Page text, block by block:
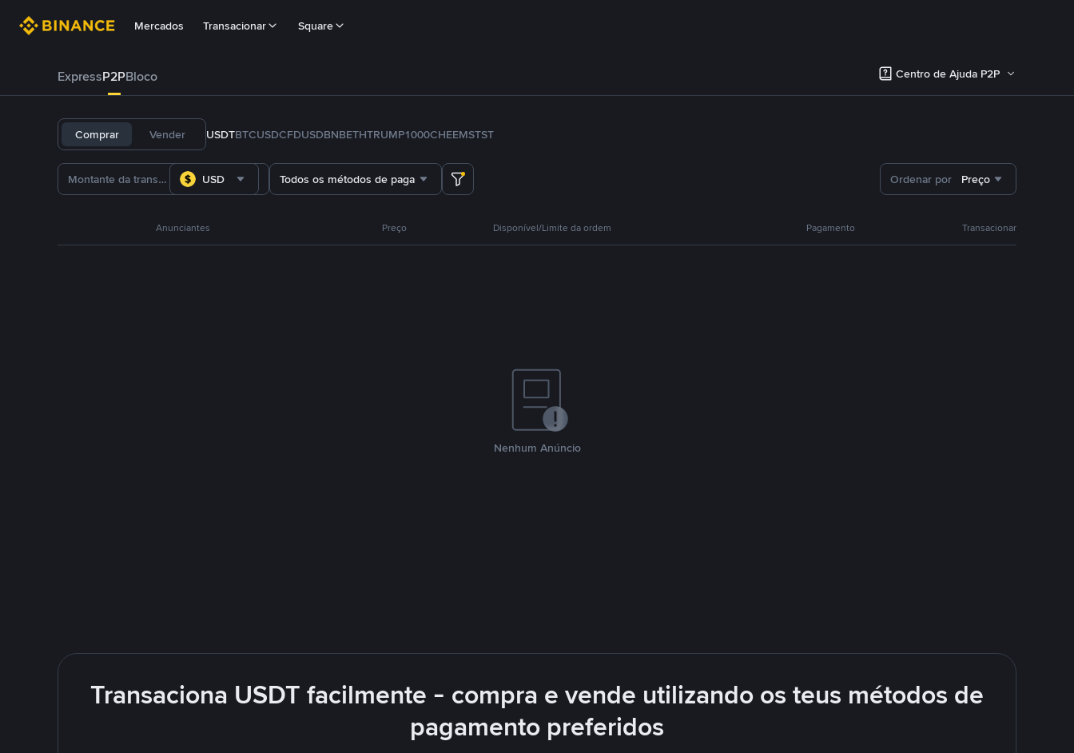
Mercados Transacionar Square
ExpressP2PBloco Centro de Ajuda P2P
Comprar Vender USDTBTCUSDCFDUSDBNBETHTRUMP1000CHEEMSTST
USD Todos os métodos de pagamento Ordenar por Preço
Anunciantes Preço Disponível/Limite da ordem Pagamento Transacionar
Nenhum Anúncio
Transaciona USDT facilmente - compra e vende utilizando os teus métodos de
pagamento preferidos